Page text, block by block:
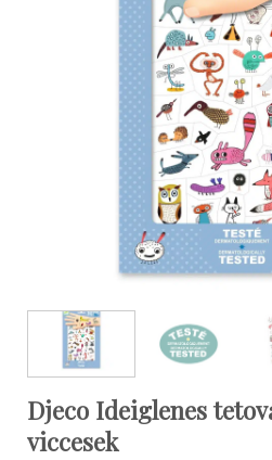
Djeco Ideiglenes
viccesek